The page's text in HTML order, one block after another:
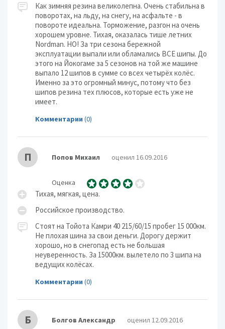
Как зимняя резина великолепна. Очень стабильна в
поворотах, на льду, на снегу, на асфальте - в
повороте идеальна. Торможение, разгон на очень
хорошем уровне. Тихая, оказалась тише летних
Nordman. НО! За три сезона бережной
эксплуатации выпали или обламались ВСЕ шипы. До
этого на Йокогаме за 5 сезонов на той же машине
выпало 12 шипов в сумме со всех четырёх колёс.
Именно за это огромный минус, потому что без
шипов резина тех плюсов, которые есть уже не
имеет.
Комментарии (0)
П Попов Михаил оценил 16.09.2016
Оценка
Тихая, мягкая, цена.
Российское производство.
Стоят на Тойота Камри 40 215/60/15 пробег 15 000км.
Не плохая шина за свои деньги. Дорогу держит
хорошо, но в снегопад есть не большая
неуверенность. За 15000км. вылетело по 3 шипа на
ведущих колёсах.
Комментарии (0)
Б Болгов Александр оценил 12.09.2016